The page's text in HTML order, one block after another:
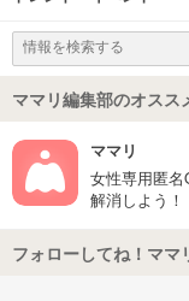
ママリ編集部のオスス
ママリ
女性専用匿
解消しよう！
フォローしてね！ママ